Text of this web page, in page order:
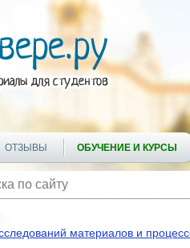
ОТЗЫВЫ ОБУЧЕНИЕ И КУРСЫ
материалов и